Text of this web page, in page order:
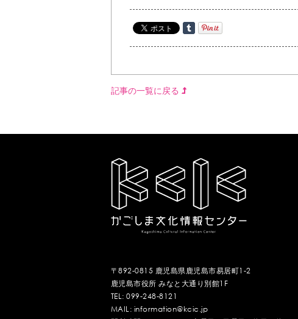
記事の一覧に戻る
〒892-0815 鹿児島県鹿児島市易居町1-2
鹿児島市役所 みなと大通り別館1F
TEL: 099-248-8121
MAIL: information@kcic.jp